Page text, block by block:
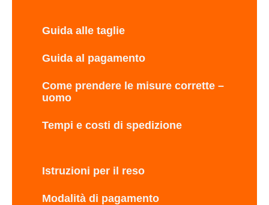
Guida alle taglie
Guida al pagamento
Come prendere le misure corrette –
uomo
Tempi e costi di spedizione
Istruzioni per il reso
Modalità di pagamento